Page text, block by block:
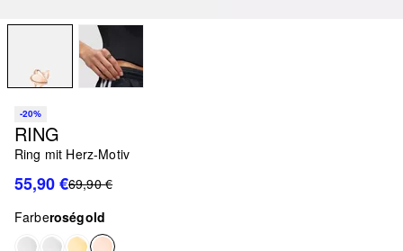
-20%
RING
Ring mit Herz-Motiv
55,90 €69,90 €
Farberoségold